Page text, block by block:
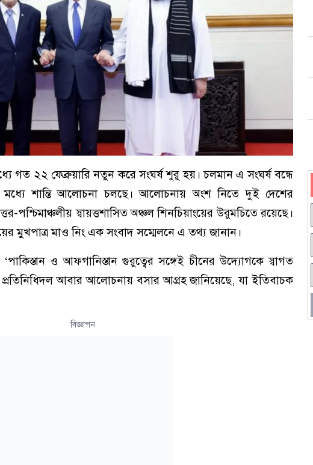
গত ২২ ফেব্রুয়ারি নতুন করে সংঘর্ষ শুরু হয়। চলমান এ সংঘর্ষ বন্ধে
মধ্যে শান্তি আলোচনা চলছে। আলোচনায় অংশ নিতে দুই দেশের
পশ্চিমাঞ্চলীয় স্বায়ত্তশাসিত অঞ্চল শিনচিয়াংয়ের উরুমচিতে রয়েছে।
মুখপাত্র মাও নিং এক সংবাদ সম্মেলনে এ তথ্য জানান।
ও আফগানিস্তান গুরুত্বের সঙ্গেই চীনের উদ্যোগকে স্বাগত
আবার আলোচনায় বসার আগ্রহ জানিয়েছে, যা ইতিবাচক
বিজ্ঞাপন